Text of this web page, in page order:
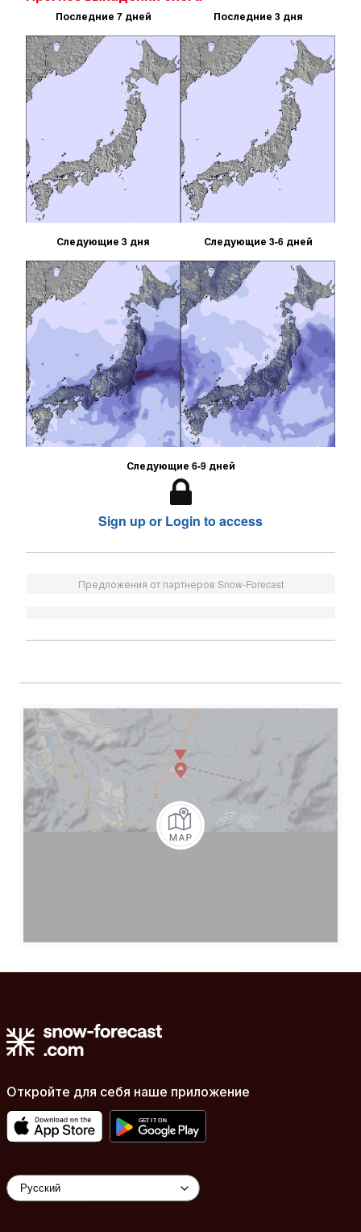
Последние 7 дней Последние 3 дня
Следующие 3 дня Следующие 3-6 дней
Следующие 6-9 дней
Sign up or Login to access
Предложения от партнеров Snow-Forecast
Откройте для себя наше приложение